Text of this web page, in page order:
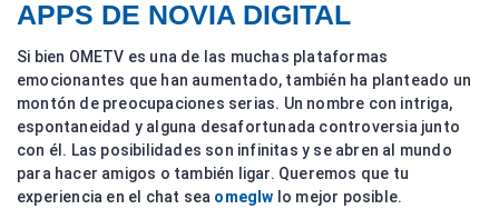
APPS DE NOVIA DIGITAL
Si bien OMETV es una de las muchas plataformas
emocionantes que han aumentado, también ha planteado un
montón de preocupaciones serias. Un nombre con intriga,
espontaneidad y alguna desafortunada controversia junto
con él. Las posibilidades son infinitas y se abren al mundo
para hacer amigos o también ligar. Queremos que tu
experiencia en el chat sea omeglw lo mejor posible.